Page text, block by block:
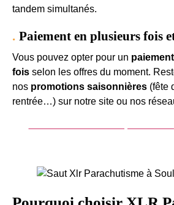
tandem simultanés.
Paiement en plusieurs fois
Vous pouvez opter pour un
fois selon les offres du moment.
nos promotions saisonnières (fête
rentrée…) sur notre site ou nos